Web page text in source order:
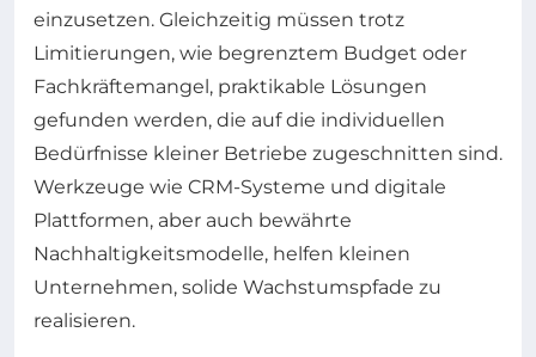
einzusetzen. Gleichzeitig müssen trotz
Limitierungen, wie begrenztem Budget oder
Fachkräftemangel, praktikable Lösungen
gefunden werden, die auf die individuellen
Bedürfnisse kleiner Betriebe zugeschnitten sind.
Werkzeuge wie CRM-Systeme und digitale
Plattformen, aber auch bewährte
Nachhaltigkeitsmodelle, helfen kleinen
Unternehmen, solide Wachstumspfade zu
realisieren.